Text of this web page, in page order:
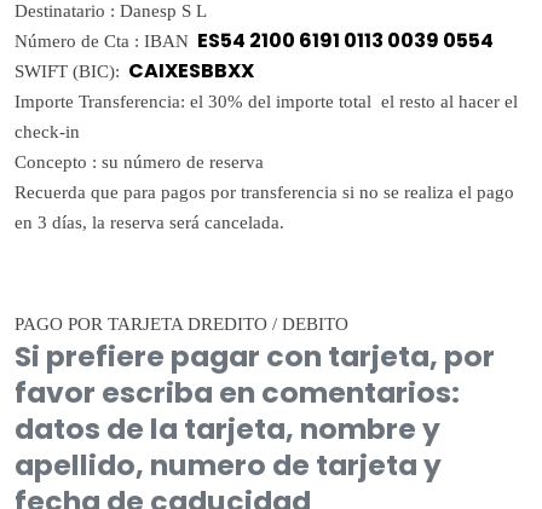
Destinatario : Danesp S L
Número de Cta : IBAN ES54 2100 6191 0113 0039 0554
SWIFT (BIC): CAIXESBBXX
Importe Transferencia: el 30% del importe total el resto al hacer el
check-in
Concepto : su número de reserva
Recuerda que para pagos por transferencia si no se realiza el pago
en 3 días, la reserva será cancelada.
PAGO POR TARJETA DREDITO / DEBITO
Si prefiere pagar con tarjeta, por
favor escriba en comentarios:
datos de la tarjeta, nombre y
apellido, numero de tarjeta y